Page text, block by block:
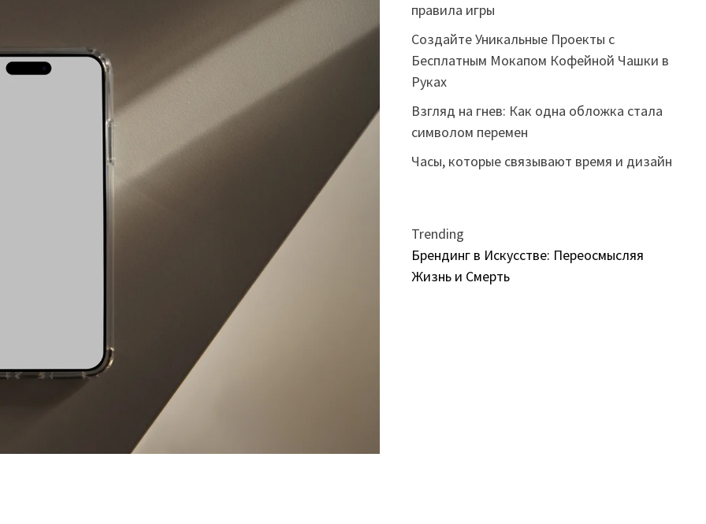
правила игры
Создайте Уникальные Проекты с
Бесплатным Мокапом Кофейной Чашки в
Руках
Взгляд на гнев: Как одна обложка стала
символом перемен
Часы, которые связывают время и дизайн
Trending
Брендинг в Искусстве: Переосмысляя
Жизнь и Смерть